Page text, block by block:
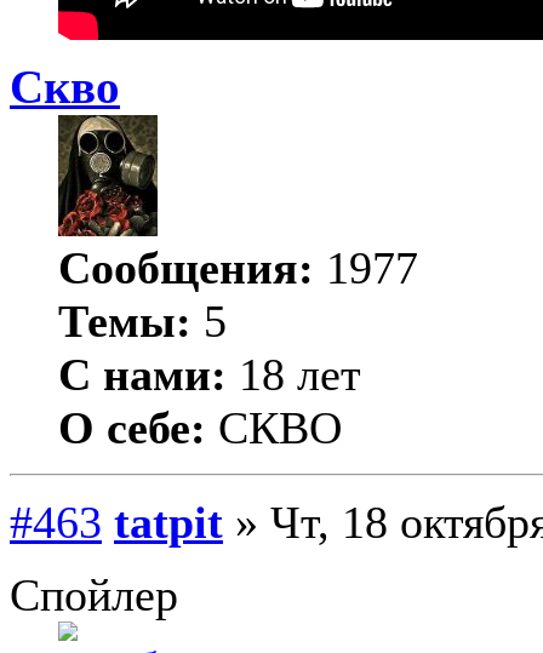
Скво
Сообщения: 1977
Темы: 5
С нами: 18 лет
О себе: СКВО
#463 tatpit » Чт, 18
Спойлер